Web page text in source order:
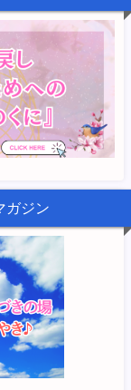
ガジン